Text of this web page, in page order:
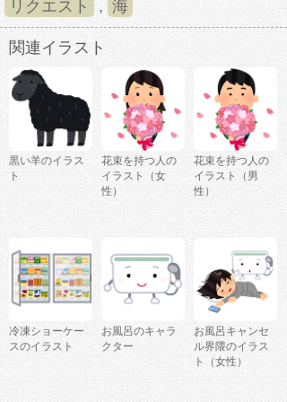
リクエスト , 海
関連イラスト
黒い羊のイラス
ト
花束を持つ人の
イラスト（女
性）
花束を持つ人の
イラスト（男
性）
冷凍ショーケー
スのイラスト
お風呂のキャラ
クター
お風呂キャンセ
ル界隈のイラス
ト（女性）